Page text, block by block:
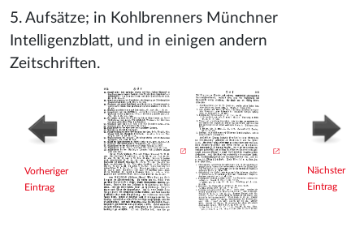
5. Aufsätze; in Kohlbrenners Münchner
Intelligenzblatt, und in einigen andern
Zeitschriften.
Vorheriger
Eintrag
Nächster
Eintrag